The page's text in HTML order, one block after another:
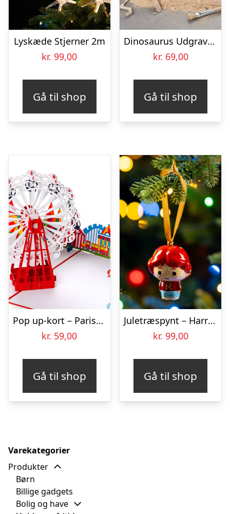
Lyskæde Stjerner 2m
kr. 99,00
Gå til shop
Dinosaurus Udgravningssæt
kr. 69,00
Gå til shop
Pop up-kort – Pariserhjul
kr. 59,00
Gå til shop
Juletræspynt – Harry Potter – Ron
kr. 99,00
Gå til shop
Varekategorier
Produkter
Børn
Billige gadgets
Bolig og have